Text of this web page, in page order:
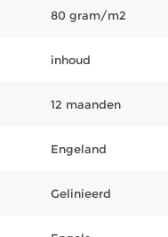
80 gram/m2
inhoud
12 maanden
Engeland
Gelinieerd